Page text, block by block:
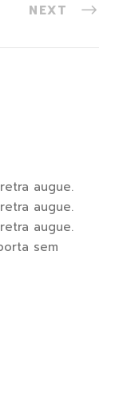
NEXT
augue.
augue.
augue.
sem